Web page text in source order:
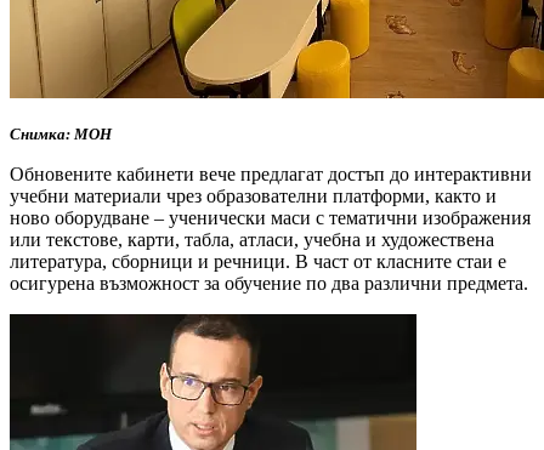
Снимка: МОН
Обновените кабинети вече предлагат достъп до интерактивни
учебни материали чрез образователни платформи, както и
ново оборудване – ученически маси с тематични изображения
или текстове, карти, табла, атласи, учебна и художествена
литература, сборници и речници. В част от класните стаи е
осигурена възможност за обучение по два различни предмета.